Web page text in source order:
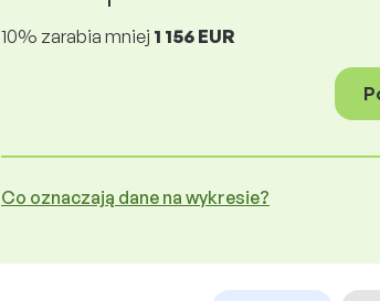
10% zarabia mniej 1 156 EUR
Co oznaczają dane na wykresie?